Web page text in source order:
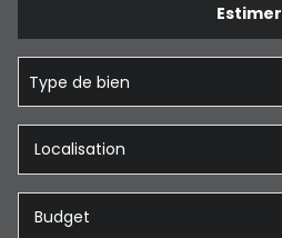
De l'immo pro
Estimer
Type de bien
Budget